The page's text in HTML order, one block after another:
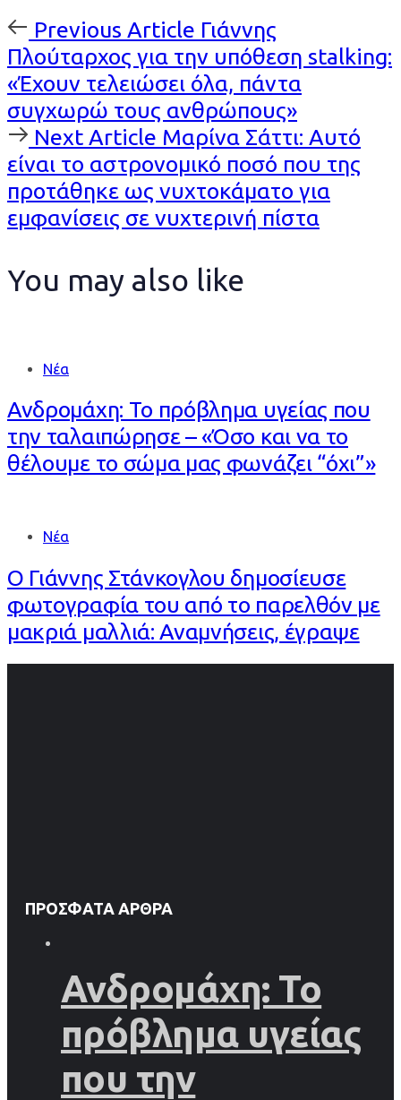
Previous
Article
Previous Article Γιάννης
Πλούταρχος για την υπόθεση stalking:
«Έχουν τελειώσει όλα, πάντα
συγχωρώ τους ανθρώπους»
Next
Article
Next Article Μαρίνα Σάττι: Αυτό
είναι το αστρονομικό ποσό που της
προτάθηκε ως νυχτοκάματο για
εμφανίσεις σε νυχτερινή πίστα
You may also like
Νέα
Ανδρομάχη: Το πρόβλημα υγείας που
την ταλαιπώρησε – «Όσο και να το
θέλουμε το σώμα μας φωνάζει “όχι”»
Νέα
Ο Γιάννης Στάνκογλου δημοσίευσε
φωτογραφία του από το παρελθόν με
μακριά μαλλιά: Αναμνήσεις, έγραψε
ΠΡΌΣΦΑΤΑ ΆΡΘΡΑ
Ανδρομάχη: Το
πρόβλημα υγείας
που την